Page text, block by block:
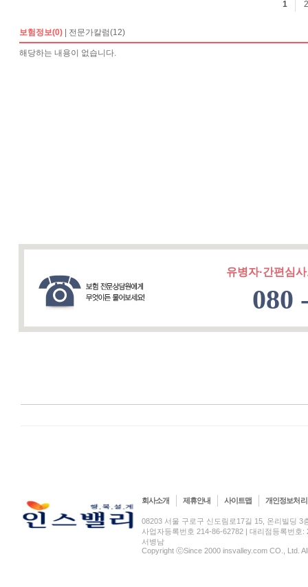
유병자·간편심
080
회사소개 제휴안내 사이트맵 개인정보처
08203 서울 구로구 신도림로17길 15, 온리빌딩
사업자등록번호 214-86-62782 | 대리점등록번호:
서병남
Copyright ⓒSince 2000 insvalley.com CO., Ltd.